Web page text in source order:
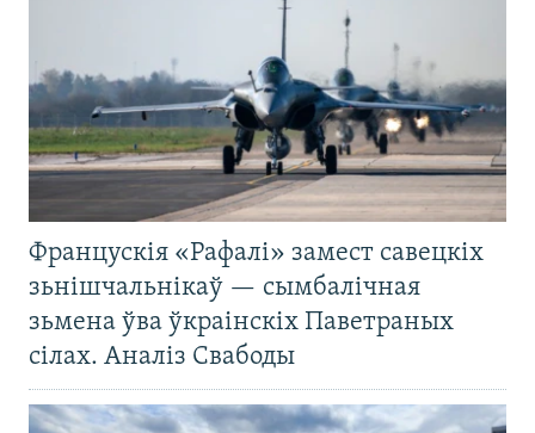
Францускія «Рафалі» замест савецкіх
зьнішчальнікаў — сымбалічная
зьмена ўва ўкраінскіх Паветраных
сілах. Аналіз Свабоды